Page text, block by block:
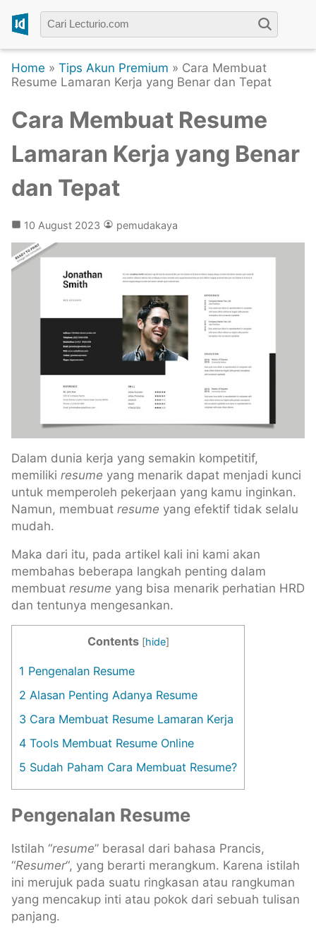
Home » Tips Akun Premium » Cara Membuat
Resume Lamaran Kerja yang Benar dan Tepat
Cara Membuat Resume
Lamaran Kerja yang Benar
dan Tepat
10 August 2023 pemudakaya
Dalam dunia kerja yang semakin kompetitif,
memiliki resume yang menarik dapat menjadi kunci
untuk memperoleh pekerjaan yang kamu inginkan.
Namun, membuat resume yang efektif tidak selalu
mudah.
Maka dari itu, pada artikel kali ini kami akan
membahas beberapa langkah penting dalam
membuat resume yang bisa menarik perhatian HRD
dan tentunya mengesankan.
Contents [hide]
1 Pengenalan Resume
2 Alasan Penting Adanya Resume
3 Cara Membuat Resume Lamaran Kerja
4 Tools Membuat Resume Online
5 Sudah Paham Cara Membuat Resume?
Pengenalan Resume
Istilah “resume” berasal dari bahasa Prancis,
“Resumer“, yang berarti merangkum. Karena istilah
ini merujuk pada suatu ringkasan atau rangkuman
yang mencakup inti atau pokok dari sebuah tulisan
panjang.